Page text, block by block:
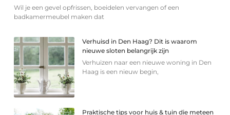
Wil je een gevel opfrissen, boeidelen vervangen of een
badkamermeubel maken dat
Verhuisd in Den Haag? Dit is waarom
nieuwe sloten belangrijk zijn
Verhuizen naar een nieuwe woning in Den
Haag is een nieuw begin,
Praktische tips voor huis & tuin die meteen